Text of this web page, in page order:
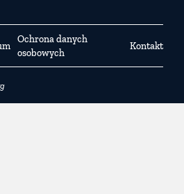
Ochrona danych
osobowych
Kontakt